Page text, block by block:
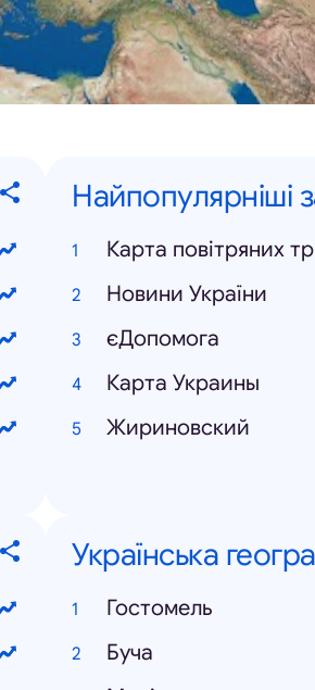
Найпопулярніші
Карта повітряних
Новини України
єДопомога
Карта Украины
Жириновский
Українська
Гостомель
Буча